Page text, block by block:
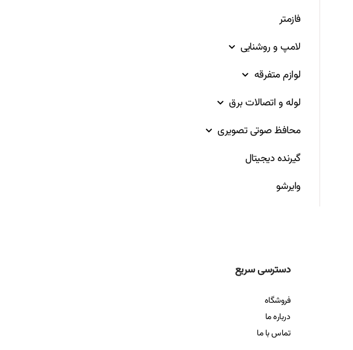
فازمتر
لامپ و روشنایی
لوازم متفرقه
لوله و اتصالات برق
محافظ صوتی تصویری
گیرنده دیجیتال
وایرشو
دسترسی سریع
فروشگاه
درباره ما
تماس با ما